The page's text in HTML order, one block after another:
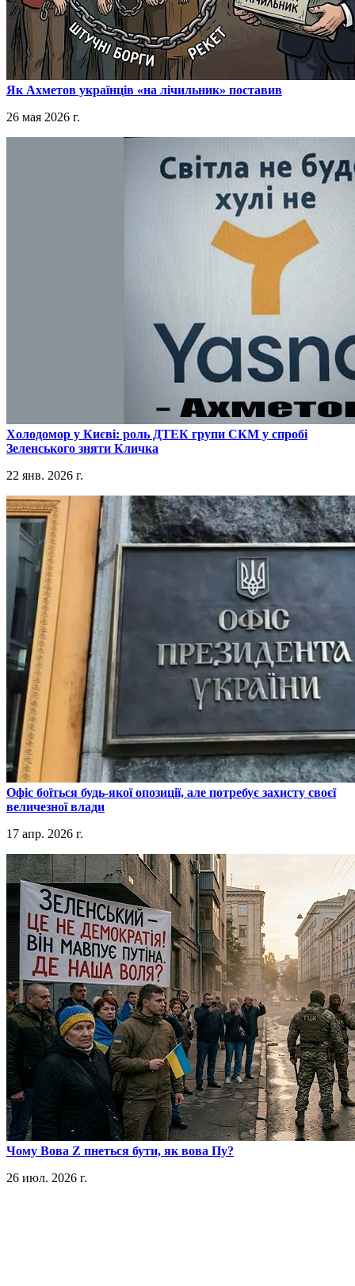
​Як Ахметов українців «на лічильник» поставив
26 мая 2026 г.
​Холодомор у Києві: роль ДТЕК групи СКМ у спробі
Зеленського зняти Кличка
22 янв. 2026 г.
​Офіс боїться будь-якої опозиції, але потребує захисту своєї
величезної влади
17 апр. 2026 г.
​Чому Вова Z пнеться бути, як вова Пу?
26 июл. 2026 г.